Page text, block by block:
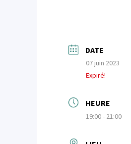
DATE
07 juin 2023
Expiré!
HEURE
19:00 - 21:00